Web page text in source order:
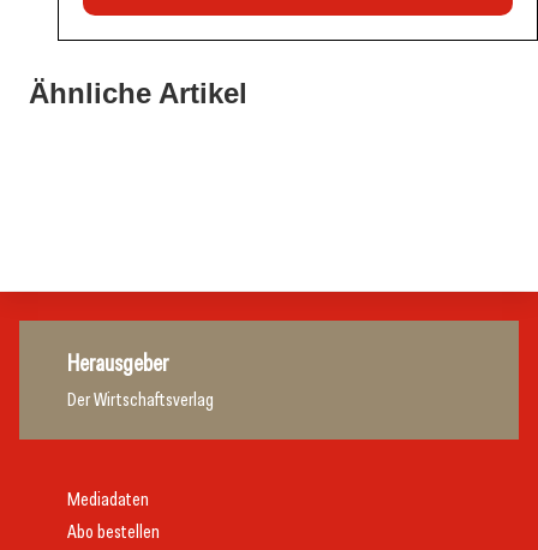
Ähnliche Artikel
War die Fußball-WM 2026 für Ihren Betrieb ein
21. Juli 2026
Stipendium für Nachwuchstalent in der Wiener
Herausgeber
Der Wirtschaftsverlag
Mediadaten
Abo bestellen